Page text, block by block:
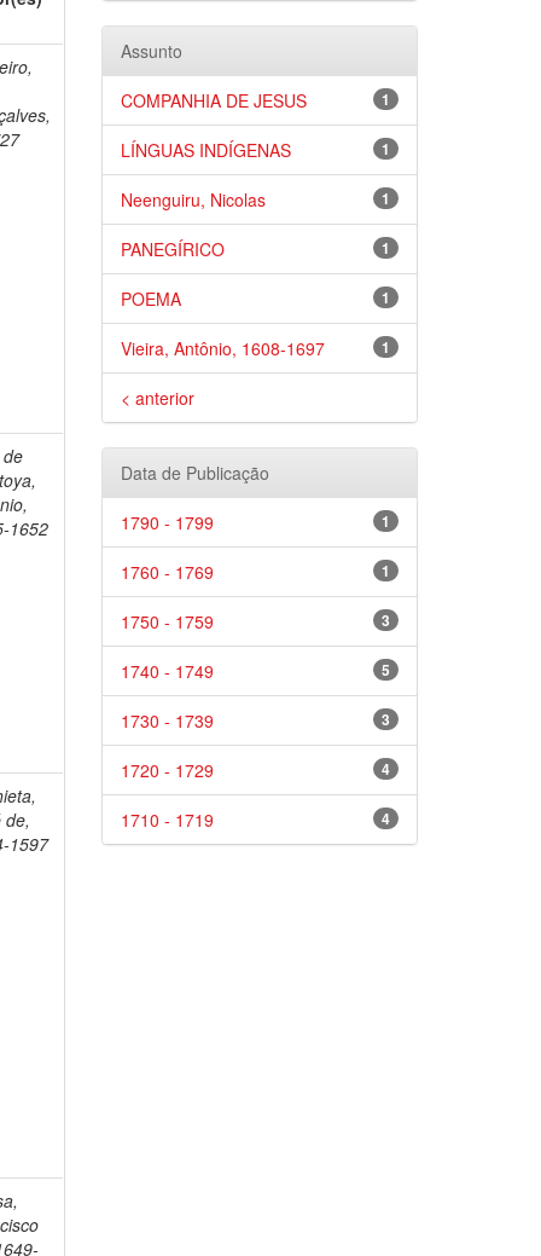
1652
de,
1597
Assunto
1
COMPANHIA DE JESUS
1
LÍNGUAS INDÍGENAS
1
Neenguiru, Nicolas
1
PANEGÍRICO
1
POEMA
1
Vieira, Antônio, 1608-1697
< anterior
Data de Publicação
1
1790 - 1799
1
1760 - 1769
3
1750 - 1759
5
1740 - 1749
3
1730 - 1739
4
1720 - 1729
4
1710 - 1719